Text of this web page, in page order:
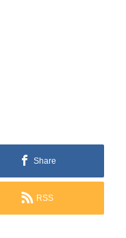
Share
RSS